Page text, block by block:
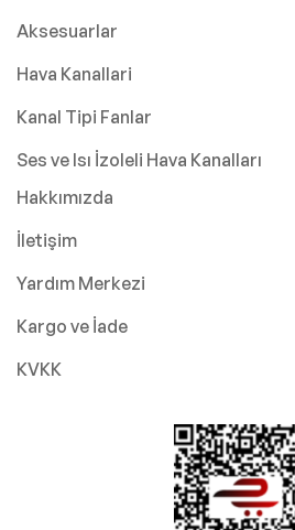
Aksesuarlar
Hava Kanallari
Kanal Tipi Fanlar
Ses ve Isı İzoleli Hava Kanalları
Hakkımızda
İletişim
Yardım Merkezi
Kargo ve İade
KVKK